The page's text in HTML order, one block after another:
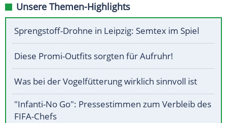
Unsere Themen-Highlights
Sprengstoff-Drohne in Leipzig: Semtex im Spiel
Diese Promi-Outfits sorgten für Aufruhr!
Was bei der Vogelfütterung wirklich sinnvoll ist
"Infanti-No Go": Pressestimmen zum Verbleib des
FIFA-Chefs